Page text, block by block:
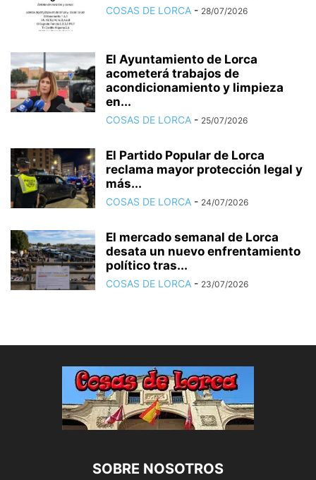
COSAS DE LORCA - 28/07/2026
El Ayuntamiento de Lorca
acometerá trabajos de
acondicionamiento y limpieza
en...
COSAS DE LORCA - 25/07/2026
El Partido Popular de Lorca
reclama mayor protección legal y
más...
COSAS DE LORCA - 24/07/2026
El mercado semanal de Lorca
desata un nuevo enfrentamiento
político tras...
COSAS DE LORCA - 23/07/2026
SOBRE NOSOTROS